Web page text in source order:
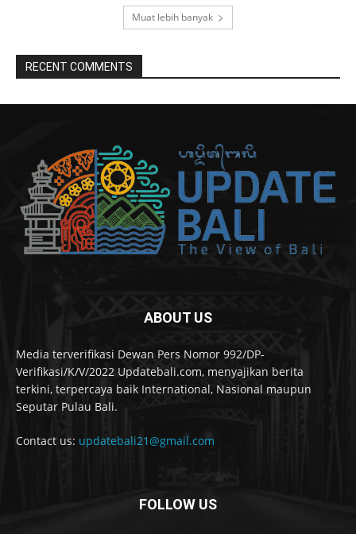
Muat lebih banyak
RECENT COMMENTS
ABOUT US
Media terverifikasi Dewan Pers Nomor 992/DP-
Verifikasi/K/V/2022 Updatebali.com, menyajikan berita
terkini, terpercaya baik International, Nasional maupun
Seputar Pulau Bali.
Contact us: updatebali21@gmail.com
FOLLOW US